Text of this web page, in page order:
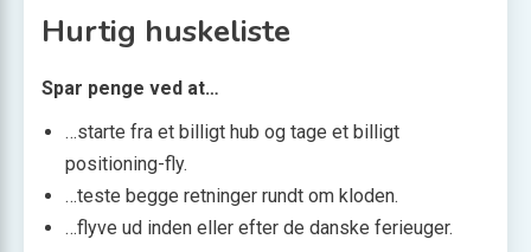
Hurtig huskeliste
Spar penge ved at…
…starte fra et billigt hub og tage et billigt
positioning-fly.
…teste begge retninger rundt om kloden.
…flyve ud inden eller efter de danske ferieuger.